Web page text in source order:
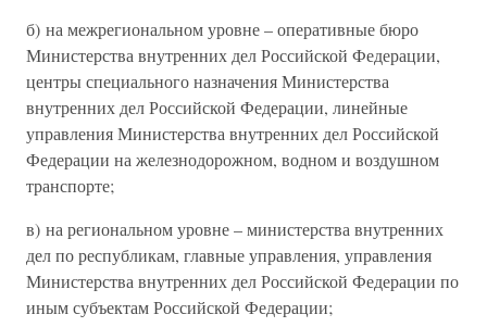
б) на межрегиональном уровне – оперативные бюро
Министерства внутренних дел Российской Федерации,
центры специального назначения Министерства
внутренних дел Российской Федерации, линейные
управления Министерства внутренних дел Российской
Федерации на железнодорожном, водном и воздушном
транспорте;
в) на региональном уровне – министерства внутренних
дел по республикам, главные управления, управления
Министерства внутренних дел Российской Федерации по
иным субъектам Российской Федерации;